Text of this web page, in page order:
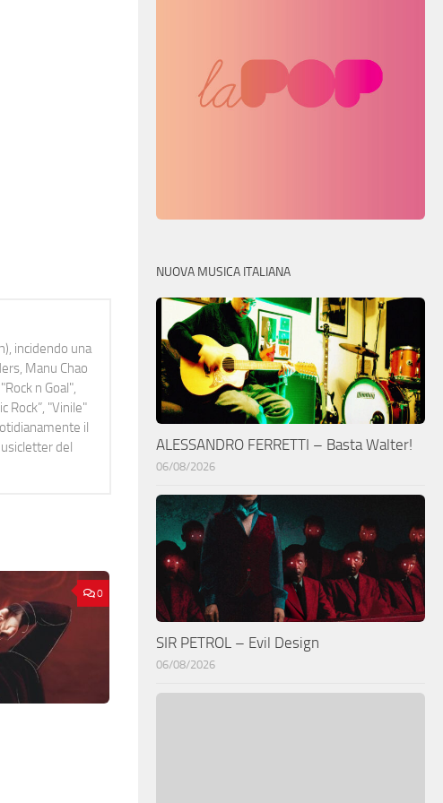
incidendo una
Manu Chao
n Goal",
Rock”, "Vinile"
il
del
0
NUOVA MUSICA ITALIANA
ALESSANDRO FERRETTI – Basta Walter!
06/08/2026
SIR PETROL – Evil Design
06/08/2026